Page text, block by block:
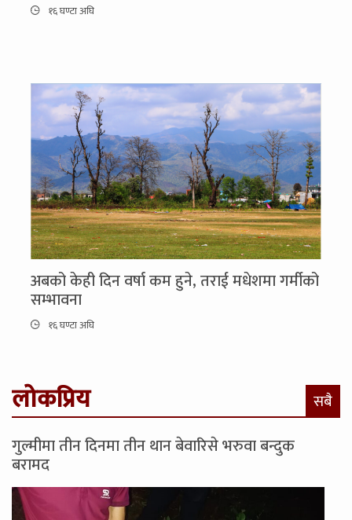
१६ घण्टा अघि
अबको केही दिन वर्षा कम हुने, तराई मधेशमा गर्मीको
सम्भावना
१६ घण्टा अघि
लोकप्रिय सबै
गुल्मीमा तीन दिनमा तीन थान बेवारिसे भरुवा बन्दुक
बरामद